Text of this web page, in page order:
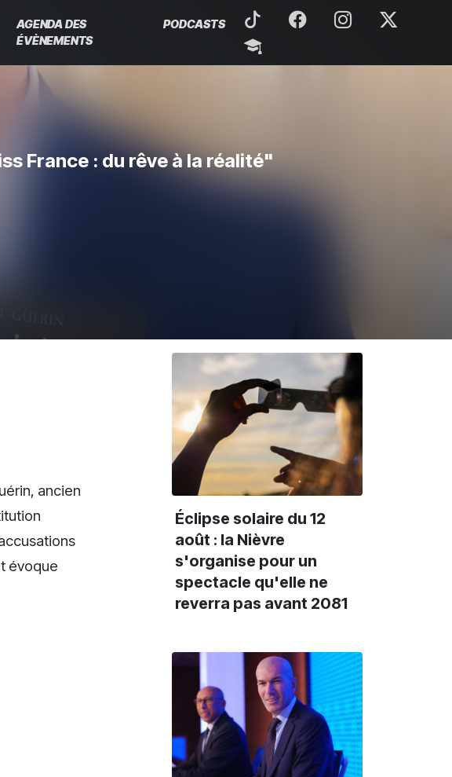
AGENDA DES
ÉVÈNEMENTS
PODCASTS
France : du rêve à la réalité"
ancien
évoque
Éclipse solaire du 12
août : la Nièvre
s'organise pour un
spectacle qu'elle ne
reverra pas avant 2081